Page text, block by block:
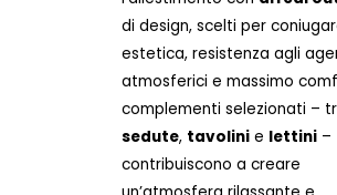
di design, scelti per
estetica, resistenza agli
atmosferici e massimo
complementi selezionati –
sedute, tavolini e lettini –
contribuiscono a creare